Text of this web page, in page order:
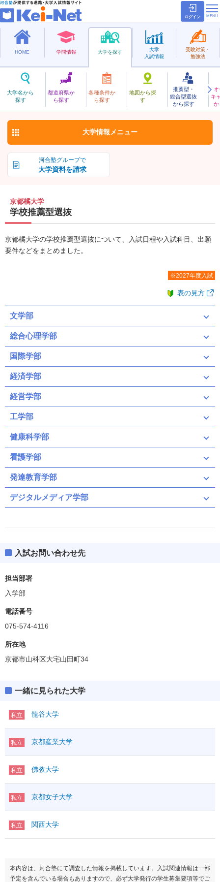
ログイン
HOME 学問情報 大学を探す
大学名から
探す
都道府県か
ら探す
各種条件か
ら探す
地図から探
す
推薦型・
総合型選抜
から探す
キ
か
大学
入試情報
受験対策・
勉強法
私立
きょうとたちばな
京都橘大学 お気に入り
河合塾グループで
大学資料を請求
大学情報 メニュー
京都橘大学
学校推薦型選抜
京都橘大学の学校推薦型選抜について、入試日程や入試科目、出願
要件などをまとめました。
※2027年度入試
表の見方
文学部
総合心理学部
国際学部
経済学部
経営学部
工学部
健康科学部
看護学部
発達教育学部
デジタルメディア学部
入試お問い合わせ先
担当部署
入学部
電話番号
075-574-4116
所在地
京都市山科区大宅山田町34
一緒に見られた大学
私立 龍谷大学
私立 京都産業大学
私立 佛教大学
私立 京都女子大学
私立 関西大学
本内容は、河合塾にて調査した情報を掲載しています。入試関連情報は一部
予定を含んでいる場合もありますので、必ず大学発行の学生募集要項等でご